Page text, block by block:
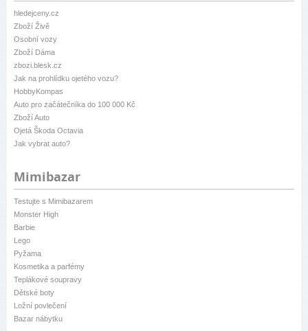
hledejceny.cz
Zboží Živě
Osobní vozy
Zboží Dáma
zbozi.blesk.cz
Jak na prohlídku ojetého vozu?
HobbyKompas
Auto pro začátečníka do 100 000 Kč
Zboží Auto
Ojetá Škoda Octavia
Jak vybrat auto?
Mimibazar
Testujte s Mimibazarem
Monster High
Barbie
Lego
Pyžama
Kosmetika a parfémy
Teplákové soupravy
Dětské boty
Ložní povlečení
Bazar nábytku